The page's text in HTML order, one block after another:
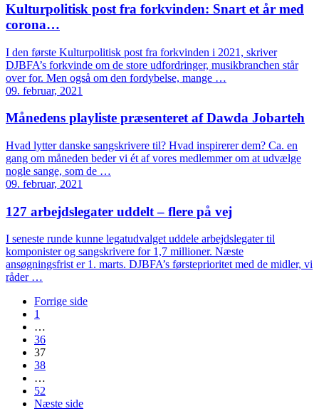
Kulturpolitisk post fra forkvinden: Snart et år med
corona…
I den første Kulturpolitisk post fra forkvinden i 2021, skriver
DJBFA’s forkvinde om de store udfordringer, musikbranchen står
over for. Men også om den fordybelse, mange …
09. februar, 2021
Månedens playliste præsenteret af Dawda Jobarteh
Hvad lytter danske sangskrivere til? Hvad inspirerer dem? Ca. en
gang om måneden beder vi ét af vores medlemmer om at udvælge
nogle sange, som de …
09. februar, 2021
127 arbejdslegater uddelt – flere på vej
I seneste runde kunne legatudvalget uddele arbejdslegater til
komponister og sangskrivere for 1,7 millioner. Næste
ansøgningsfrist er 1. marts. DJBFA’s førsteprioritet med de midler, vi
råder …
Forrige side
1
…
36
37
38
…
52
Næste side